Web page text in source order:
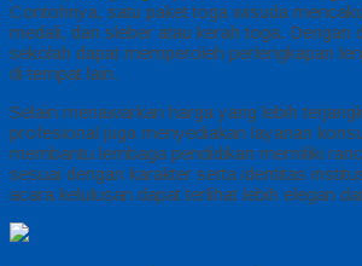
Contohnya, satu paket toga wisuda
medali, dan sleber atau kerah toga. Dengan
sekolah dapat memperoleh perlengkapan
di tempat lain.
Selain menawarkan harga yang lebih
profesional juga menyediakan layanan
membantu lembaga pendidikan memiliki
sesuai dengan karakter serta identitas
acara kelulusan dapat terlihat lebih elegan